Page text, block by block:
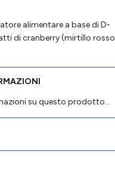
alimentare a base di D-
di cranberry (mirtillo rosso
su questo prodotto...